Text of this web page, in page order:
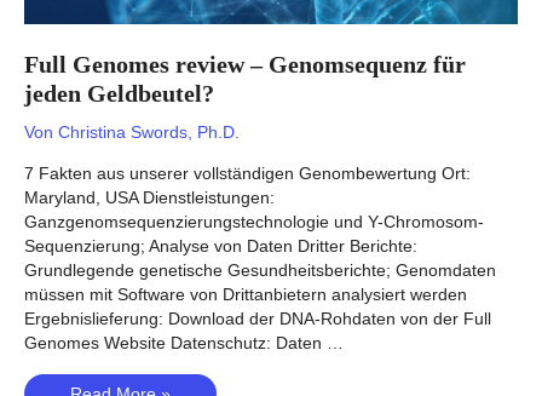
Full Genomes review – Genomsequenz für
jeden Geldbeutel?
Von Christina Swords, Ph.D.
7 Fakten aus unserer vollständigen Genombewertung Ort:
Maryland, USA Dienstleistungen:
Ganzgenomsequenzierungstechnologie und Y-Chromosom-
Sequenzierung; Analyse von Daten Dritter Berichte:
Grundlegende genetische Gesundheitsberichte; Genomdaten
müssen mit Software von Drittanbietern analysiert werden
Ergebnislieferung: Download der DNA-Rohdaten von der Full
Genomes Website Datenschutz: Daten …